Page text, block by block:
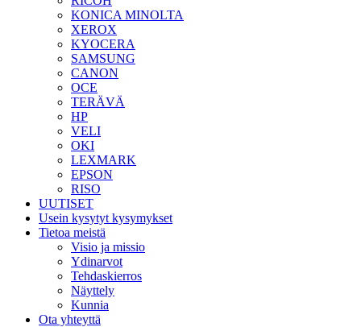
KONICA MINOLTA
XEROX
KYOCERA
SAMSUNG
CANON
OCE
TERÄVÄ
HP
VELI
OKI
LEXMARK
EPSON
RISO
UUTISET
Usein kysytyt kysymykset
Tietoa meistä
Visio ja missio
Ydinarvot
Tehdaskierros
Näyttely
Kunnia
Ota yhteyttä